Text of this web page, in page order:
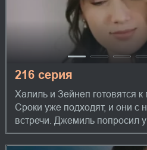
216 серия
Халиль и Зейнеп готовятся
Сроки уже подходят, и они с
встречи. Джемиль попросил
сделал ей предложение. Это